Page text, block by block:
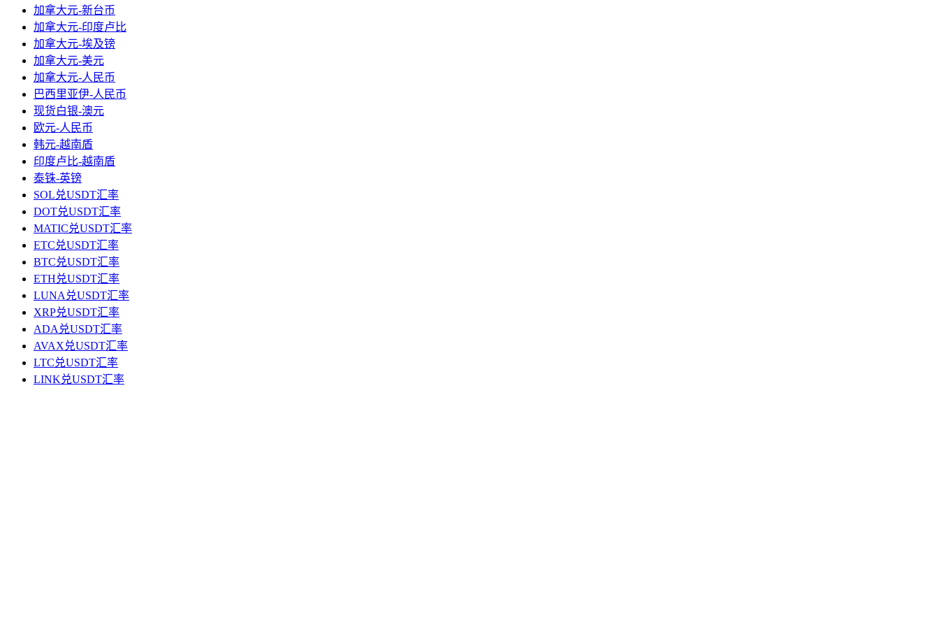
加拿大元-新台币
加拿大元-印度卢比
加拿大元-埃及镑
加拿大元-美元
加拿大元-人民币
巴西里亚伊-人民币
现货白银-澳元
欧元-人民币
韩元-越南盾
印度卢比-越南盾
泰铢-英镑
SOL兑USDT汇率
DOT兑USDT汇率
MATIC兑USDT汇率
ETC兑USDT汇率
BTC兑USDT汇率
ETH兑USDT汇率
LUNA兑USDT汇率
XRP兑USDT汇率
ADA兑USDT汇率
AVAX兑USDT汇率
LTC兑USDT汇率
LINK兑USDT汇率